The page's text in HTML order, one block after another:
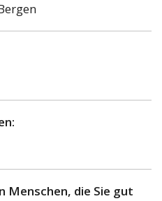
Menschen, die Sie gut